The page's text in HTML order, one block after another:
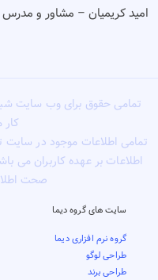
امید کریمیان – مشاور و مدرس HSE
تمامی حقوق برای وب سایت
تمامی اطلاعات موجود در
اطلاعات بر عهده کاربران می
صحت
سایت های گروه دیما
گروه نرم افزاری دیما
طراحی لوگو
طراحی برند